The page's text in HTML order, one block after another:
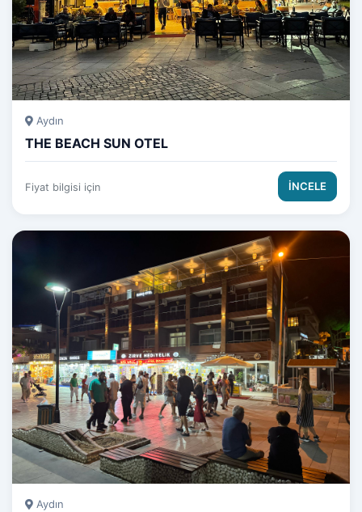
Aydın
THE BEACH SUN OTEL
Fiyat bilgisi için İNCELE
Aydın